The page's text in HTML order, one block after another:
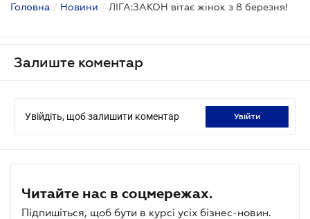
Головна / Новини / ЛІГА:ЗАКОН вітає жінок з 8 березня!
Залиште коментар
Увійдіть, щоб залишити коментар увійти
Читайте нас в соцмережах.
Підпишіться, щоб бути в курсі усіх бізнес-новин.